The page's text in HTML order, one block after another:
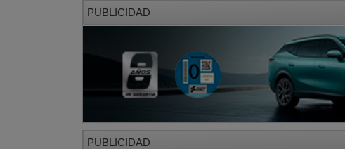
PUBLICIDAD
PUBLICIDAD